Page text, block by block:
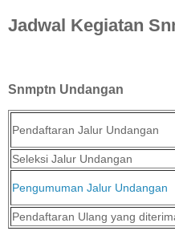
Jadwal Kegiatan
Snmptn Undangan
Pendaftaran Jalur Undangan
Seleksi Jalur Undangan
Pengumuman Jalur Undangan
Pendaftaran Ulang yang